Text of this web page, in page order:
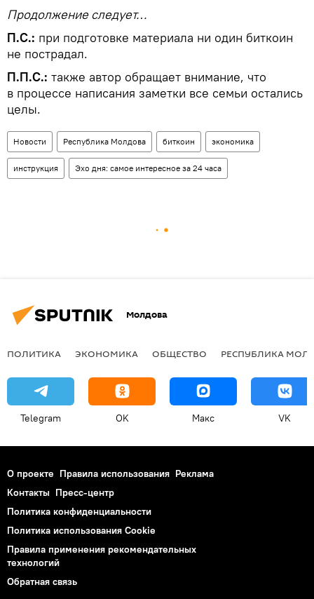
Продолжение следует…
П.С.: при подготовке материала ни один биткоин
не пострадал.
П.П.С.: также автор обращает внимание, что
в процессе написания заметки все семьи остались
целы.
Новости Республика Молдова биткоин экономика
инструкция Эхо дня: самое интересное за 24 часа
Молдова
ПОЛИТИКА ЭКОНОМИКА ОБЩЕСТВО РЕСПУБЛИКА
Telegram OK Макс VK
О проекте Правила использования Реклама
Контакты Пресс-центр
Политика конфиденциальности
Политика использования Cookie
Правила применения рекомендательных
технологий
Обратная связь